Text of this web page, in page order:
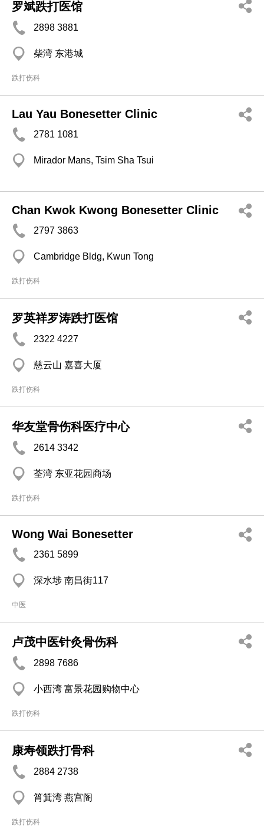
罗斌跌打医馆
2898 3881
柴湾 东港城
跌打伤科
Lau Yau Bonesetter Clinic
2781 1081
Mirador Mans, Tsim Sha Tsui
Chan Kwok Kwong Bonesetter Clinic
2797 3863
Cambridge Bldg, Kwun Tong
跌打伤科
罗英祥罗涛跌打医馆
2322 4227
慈云山 嘉喜大厦
跌打伤科
华友堂骨伤科医疗中心
2614 3342
荃湾 东亚花园商场
跌打伤科
Wong Wai Bonesetter
2361 5899
深水埗 南昌街117
中医
卢茂中医针灸骨伤科
2898 7686
小西湾 富景花园购物中心
跌打伤科
康寿领跌打骨科
2884 2738
筲箕湾 燕宫阁
跌打伤科